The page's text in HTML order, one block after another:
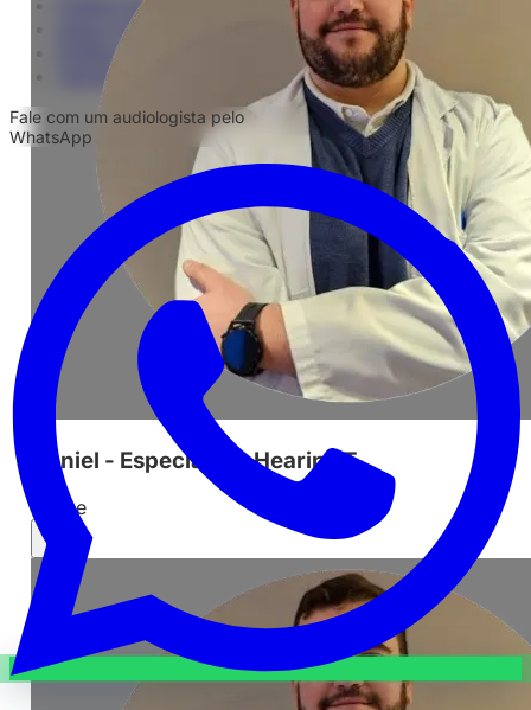
Política de Privacidad
Aviso Legal
Política de Cookies
Terminos y Condiciones
Daniel - Especialista Hearin-IT
Online
Fale com um audiologista pelo
WhatsApp